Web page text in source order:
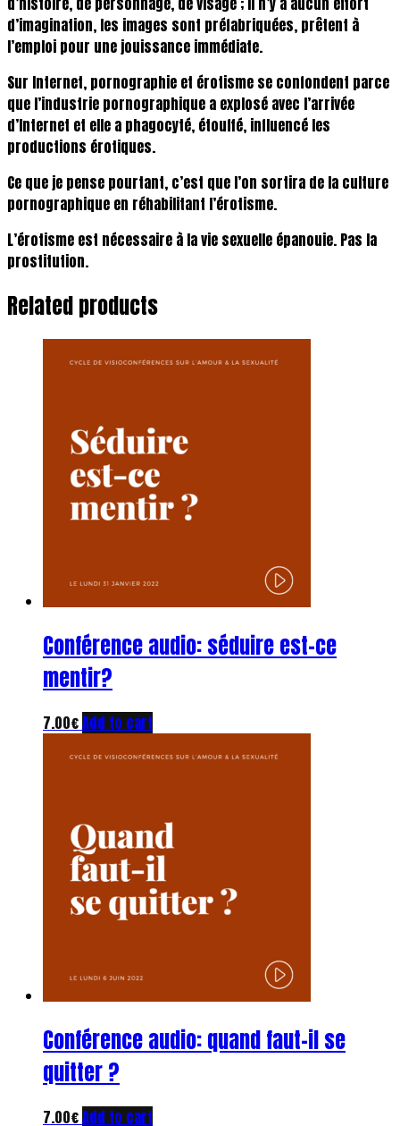
d’imagination, les images sont préfabriquées, prêtent à
l’emploi pour une jouissance immédiate.
Sur Internet, pornographie et érotisme se confondent parce
que l’industrie pornographique a explosé avec l’arrivée
d’Internet et elle a phagocyté, étouffé, influencé les
productions érotiques.
Ce que je pense pourtant, c’est que l’on sortira de la culture
pornographique en réhabilitant l’érotisme.
L’érotisme est nécessaire à la vie sexuelle épanouie. Pas la
prostitution.
Related products
Conférence audio: séduire est-ce
mentir?
7.00€Add to cart
Conférence audio: quand faut-il se
quitter ?
7.00€Add to cart